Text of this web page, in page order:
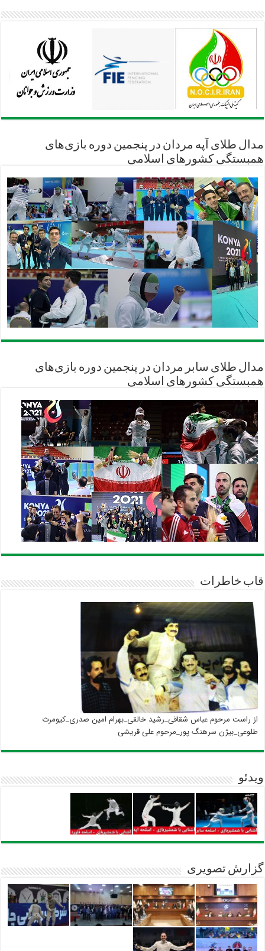
مدال طلای آپه مردان در پنجمین دوره بازی‌های
همبستگی کشورهای اسلامی
مدال طلای سابر مردان در پنجمین دوره بازی‌های
همبستگی کشورهای اسلامی
قاب خاطرات
از راست مرحوم عباس شقاقی_رشید خالقی_بهرام امین صدری_کیومرث
طلوعی_بیژن سرهنگ پور_مرحوم علی قریشی
ویدئو
گزارش تصویری